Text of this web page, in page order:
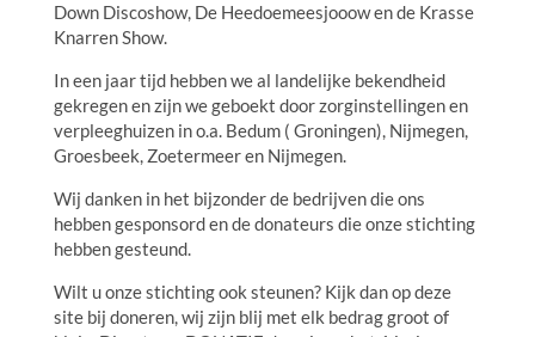
Down Discoshow, De Heedoemeesjooow en de Krasse
Knarren Show.
In een jaar tijd hebben we al landelijke bekendheid
gekregen en zijn we geboekt door zorginstellingen en
verpleeghuizen in o.a. Bedum ( Groningen), Nijmegen,
Groesbeek, Zoetermeer en Nijmegen.
Wij danken in het bijzonder de bedrijven die ons
hebben gesponsord en de donateurs die onze stichting
hebben gesteund.
Wilt u onze stichting ook steunen? Kijk dan op deze
site bij doneren, wij zijn blij met elk bedrag groot of